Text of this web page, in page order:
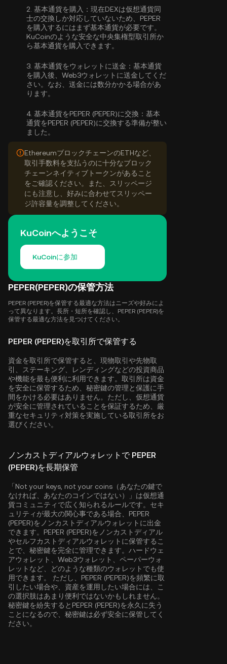
2. 基本通貨を購入： 現在DEXは仮想通貨同
士の交換しか対応していないため、PEPER
を購入するにはまず基本通貨が必要です。
KuCoinのような安全な中央集権型取引所か
ら基本通貨を購入 できます。
3. 基本通貨をウォレットに送金： 基本通貨
を購入後、Web3ウォレットに送金してくだ
さい。なお、送金には数分かかる場合があ
ります。
4. 基本通貨をPEPER (PEPER)に交換： 基本
通貨をPEPER (PEPER)に交換する準備が整い
ました。
EthereumブロックチェーンのETHなど、
取引手数料を支払うのに十分なブロック
チェーンネイティブトークンがあること
をご確認ください。また、スリッページ
にも注意し、好みに合わせてスリッペー
ジ許容量を調整してください。
KuCoinへようこそ
KuCoinに参加
PEPER(PEPER)の保管方法
PEPER (PEPER)を保管する最適な方法はニーズや好みによ
って異なります。長所・短所を確認し、PEPER (PEPER)を
保管する最適な方法を見つけてください。
PEPER (PEPER)を取引所で保管する
資金を取引所で保管すると、現物取引や先物取
引、ステーキング、レンディングなどの投資商品
や機能を最も便利に利用できます。取引所は資金
を安全に保管するため、秘密鍵の管理と保護に手
間をかける必要はありません。ただし、仮想通貨
が安全に管理されていることを保証するため、厳
重なセキュリティ対策を実施している取引所をお
選びください。
ノンカストディアルウォレットで PEPER
(PEPER)を長期保管
「Not your keys, not your coins（あなたの鍵で
なければ、あなたのコインではない）」は仮想通
貨コミュニティで広く知られるルールです。セキ
ュリティが最大の関心事である場合、PEPER
(PEPER)をノンカストディアルウォレットに出金
できます。PEPER (PEPER)をノンカストディアル
やセルフカストディアルウォレットに保管するこ
とで、秘密鍵を完全に管理できます。ハードウェ
アウォレット、Web3ウォレット、ペーパーウォ
レットなど、どのような種類のウォレットでも使
用できます。 ただし、PEPER (PEPER)を頻繁に取
引したい場合や、資産を運用したい場合には、こ
の選択肢はあまり便利ではないかもしれません。
秘密鍵を紛失するとPEPER (PEPER)を永久に失う
ことになるので、秘密鍵は必ず安全に保管してく
ださい。